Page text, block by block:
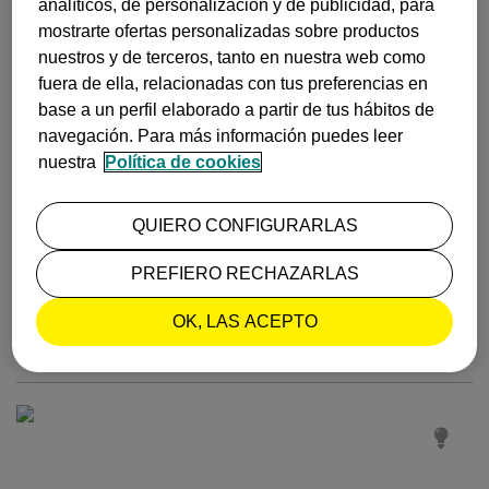
Un sitio que merece la pena descubrir! Consulta nuestros vuelos aquí.
5 DESTINOS PERFECTOS PARA DESCUBRIR EN
PRIMAVERA
¿Tienes ganas de una escapada primaveral? Claro que sí, te proponemos
algunos destinos perfectos para visitar en primavera aprovechando el buen
tiempo.
+ info
INSPIRACIÓN
analíticos, de personalización y de publicidad, para
mostrarte ofertas personalizadas sobre productos
nuestros y de terceros, tanto en nuestra web como
fuera de ella, relacionadas con tus preferencias en
base a un perfil elaborado a partir de tus hábitos de
navegación. Para más información puedes leer
nuestra
Política de cookies
PREFIERO RECHAZARLAS
OK, LAS ACEPTO
QUIERO CONFIGURARLAS